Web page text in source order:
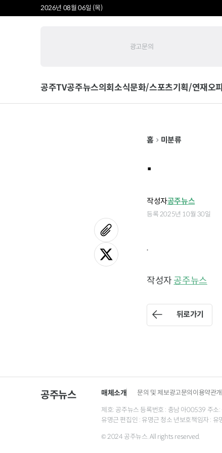
2026년 08월 06일 (목)
광고문의
공주TV공주뉴스의회소식문화/스포츠기획/연재오
홈 미분류
.
작성자공주뉴스
등록 2025년 10월 30일
.
작성자 공주뉴스
뒤로가기
공주뉴스 매체소개 문의 및 제보광고문의이용약관
제호: 공주뉴스 등록번호 : 충남 아00539 주
유명근 편집인 : 유명근 청소 년보호책임자 : 유
© 2024 공주뉴스. All rights reserved.